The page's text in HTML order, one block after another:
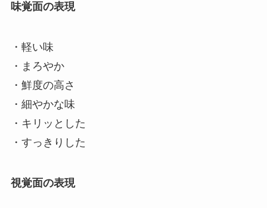
味覚面の表現
・軽い味
・まろやか
・鮮度の高さ
・細やかな味
・キリッとした
・すっきりした
視覚面の表現